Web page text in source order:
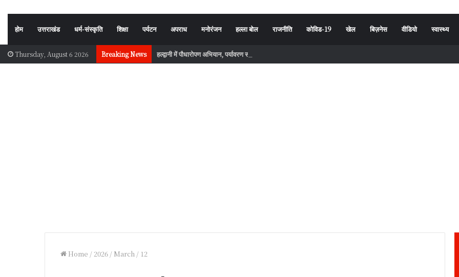
होम उत्तराखंड धर्म-संस्कृति शिक्षा पर्यटन अपराध मनोरंजन हल्ला बोल राजनीति कोविड-19 खेल बिज़नेस वीडियो स्वास्थ्य
Thursday, August 6 2026 Breaking News हल्द्वानी में पौधारोपण अभियान, पर्यावरण संरक्षण का दिया संदेश
Home /2026 / March / 12